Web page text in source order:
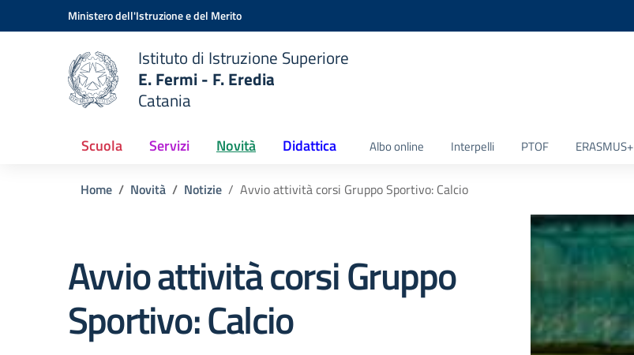
Vai ai contenuti
Vai al menu di navigazioneMinistero dell'Istruzione e del Merito
scuola
Istituto di Istruzione Superiore
E. Fermi - F. Eredia
Catania
Scuola Servizi Novità Didattica Albo online Interpelli PTOF ERASMUS+
Home Novità Notizie Avvio attività corsi Gruppo Sportivo: Calcio
Avvio attività corsi Gruppo
Sportivo: Calcio